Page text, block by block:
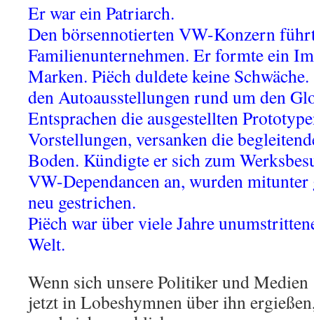
Er war ein Patriarch.
Den börsennotierten VW-Konzern
Familienunternehmen. Er formte ein
Marken. Piëch duldete keine
den Autoausstellungen rund um den
Entsprachen die ausgestellten
Vorstellungen, versanken die
Boden. Kündigte er sich zum
VW-Dependancen an, wurden mitunter
neu gestrichen.
Piëch war über viele Jahre
Welt.
Wenn sich unsere Politiker und Medien
jetzt in Lobeshymnen über ihn